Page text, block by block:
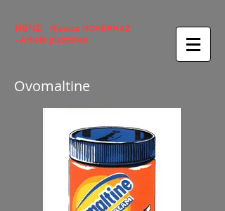
NSNZ
Nicolas NOVERRAZ
- Artiste plasticien
Ovomaltine